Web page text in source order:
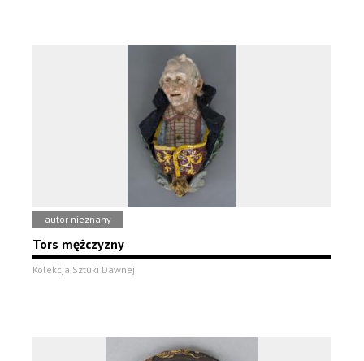
autor nieznany
Tors mężczyzny
Kolekcja Sztuki Dawnej